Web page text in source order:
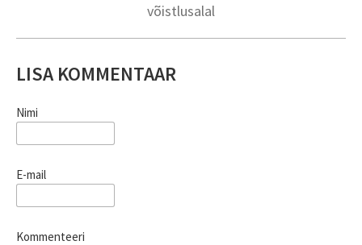
võistlusalal
LISA KOMMENTAAR
Nimi
E-mail
Kommenteeri